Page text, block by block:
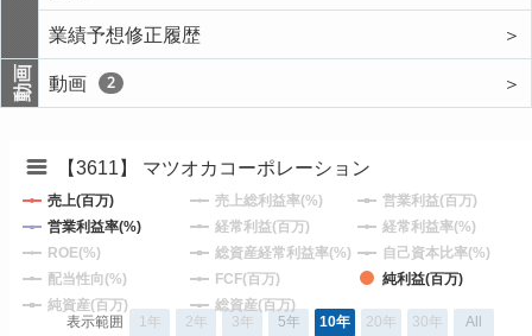
業績予想修正履歴
＞
動画 動画 2 ＞
【3611】 マツオカコーポレーション
表示範囲 1年 2年 3年 5年 10年 20年 30年 All
売上(百万) 売上総利益率(%)
営業利益(百万)
営業利益率(%)
経常利益(百万)
経常利益率(%)
ROE(%)
総資産経常利益率(%)
自己資本比率(%)
配当性向(%)
FCF(百万)
純利益(百万)
純資産(百万)
総資産(百万)